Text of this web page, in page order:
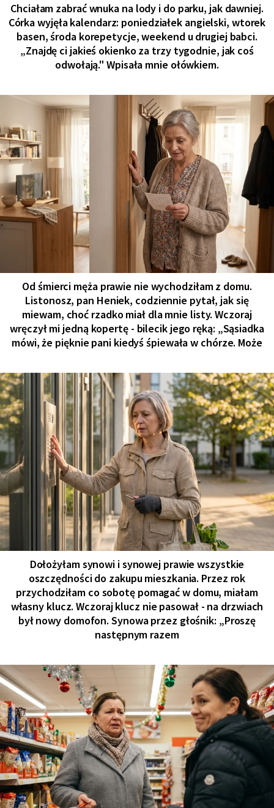
Chciałam zabrać wnuka na lody i do parku, jak dawniej.
Córka wyjęła kalendarz: poniedziałek angielski, wtorek
basen, środa korepetycje, weekend u drugiej babci.
„Znajdę ci jakieś okienko za trzy tygodnie, jak coś
odwołają." Wpisała mnie ołówkiem.
Od śmierci męża prawie nie wychodziłam z domu.
Listonosz, pan Heniek, codziennie pytał, jak się
miewam, choć rzadko miał dla mnie listy. Wczoraj
wręczył mi jedną kopertę - bilecik jego ręką: „Sąsiadka
mówi, że pięknie pani kiedyś śpiewała w chórze. Może
Dołożyłam synowi i synowej prawie wszystkie
oszczędności do zakupu mieszkania. Przez rok
przychodziłam co sobotę pomagać w domu, miałam
własny klucz. Wczoraj klucz nie pasował - na drzwiach
był nowy domofon. Synowa przez głośnik: „Proszę
następnym razem